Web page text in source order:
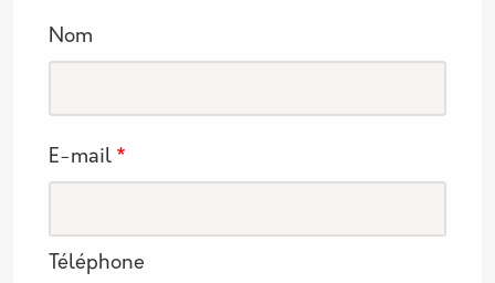
Nom
E-mail
Téléphone